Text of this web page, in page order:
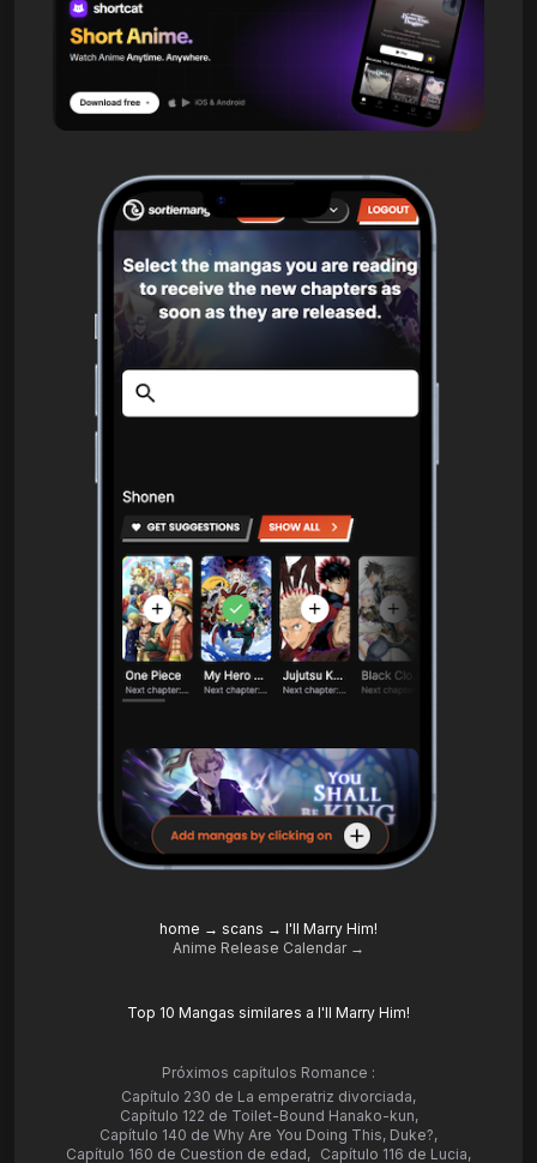
home → scans → I'll Marry Him!
Anime Release Calendar →
Top 10 Mangas similares a I'll Marry Him!
Próximos capítulos Romance :
Capítulo 230 de La emperatriz divorciada,
Capítulo 122 de Toilet-Bound Hanako-kun,
Capítulo 140 de Why Are You Doing This, Duke?,
Capítulo 160 de Cuestion de edad, Capítulo 116 de Lucia,